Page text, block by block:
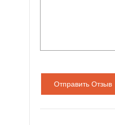
Отправить Отзыв